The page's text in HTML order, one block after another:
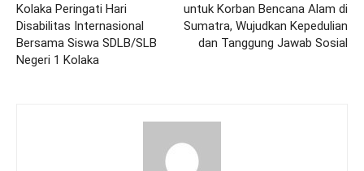
Kolaka Peringati Hari
Disabilitas Internasional
Bersama Siswa SDLB/SLB
Negeri 1 Kolaka
untuk Korban Bencana Alam di
Sumatra, Wujudkan Kepedulian
dan Tanggung Jawab Sosial